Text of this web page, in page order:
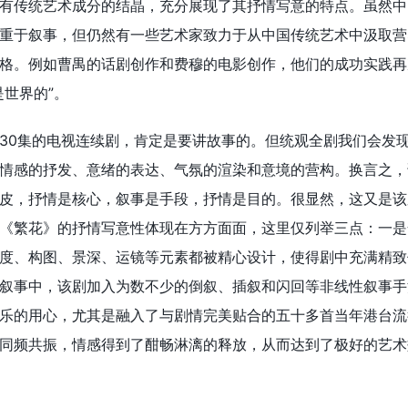
传统艺术成分的结晶，充分展现了其抒情写意的特点。虽然
于叙事，但仍然有一些艺术家致力于从中国传统艺术中汲取
。例如曹禺的话剧创作和费穆的电影创作，他们的成功实践
界的”。
集的电视连续剧，肯定是要讲故事的。但统观全剧我们会发
感的抒发、意绪的表达、气氛的渲染和意境的营构。换言之
，抒情是核心，叙事是手段，抒情是目的。很显然，这又是
繁花》的抒情写意性体现在方方面面，这里仅列举三点：一
、构图、景深、运镜等元素都被精心设计，使得剧中充满精
事中，该剧加入为数不少的倒叙、插叙和闪回等非线性叙事
的用心，尤其是融入了与剧情完美贴合的五十多首当年港台
频共振，情感得到了酣畅淋漓的释放，从而达到了极好的艺